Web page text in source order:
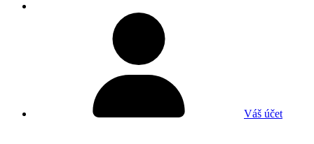
Váš účet